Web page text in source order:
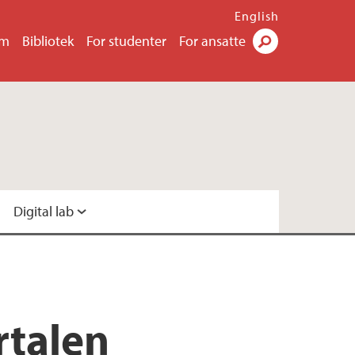
Bibliotek For studenter For ansatte
English
Digital lab